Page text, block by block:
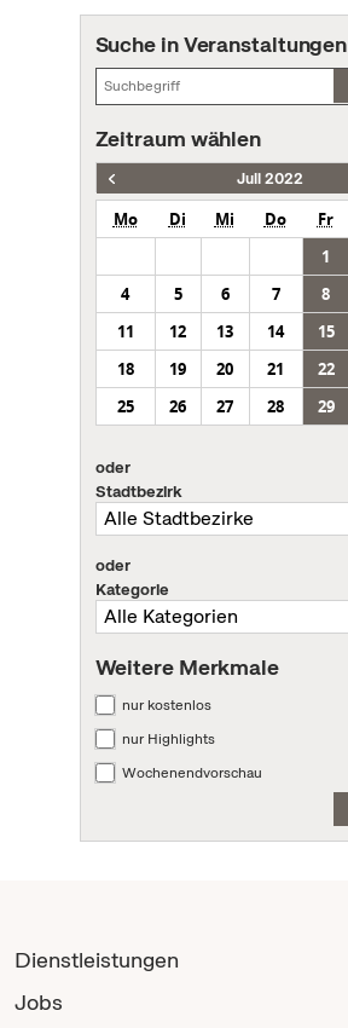
Suche in Veranstaltungen
Zeitraum wählen
Juli 2022
Mo Di Mi Do Fr
1
4
5 6 7 8
11
12 13 14 15
18
19 20 21 22
25
26 27 28 29
oder
Stadtbezirk
oder
Kategorie
Weitere Merkmale
nur kostenlos
nur Highlights
Wochenendvorschau
Dienstleistungen
Jobs